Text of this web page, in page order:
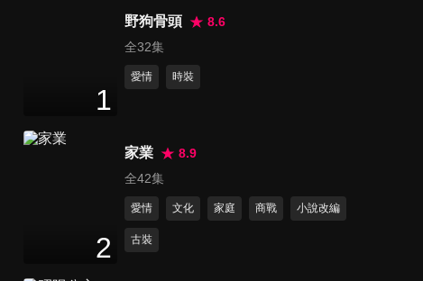
45
分鐘
1
野狗骨頭
8.6
全32集
愛情 時裝
2
家業
8.9
全42集
愛情 文化 家庭 商戰 小說改編
古裝